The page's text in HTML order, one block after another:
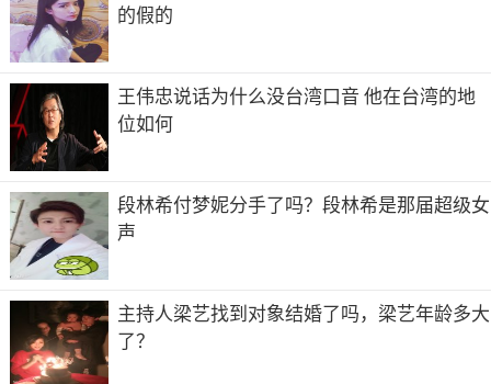
的假的
王伟忠说话为什么没台湾口音 他在台湾的地
位如何
段林希付梦妮分手了吗？段林希是那届超级女
声
主持人梁艺找到对象结婚了吗，梁艺年龄多大
了？